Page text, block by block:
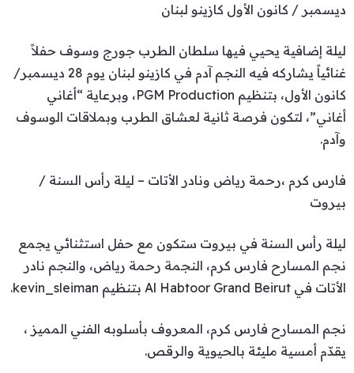
ديسمبر / كانون الأول كازينو لبنان
ليلة إضافية يحيي فيها سلطان الطرب جورج وسوف حفلاً
غنائياً يشاركه فيه النجم آدم في كازينو لبنان يوم 28 ديسمبر/
كانون الأول، بتنظيم PGM Production، وبرعاية “أغاني
أغاني”، لتكون فرصة ثانية لعشاق الطرب وبملاقات الوسوف
وآدم.
فارس كرم ،رحمة رياض ونادر الأتات – ليلة رأس السنة /
بيروت
ليلة رأس السنة في بيروت ستكون مع حفل استثنائي يجمع
نجم المسارح فارس كرم، النجمة رحمة رياض، والنجم نادر
الأتات في Al Habtoor Grand Beirut بتنظيم kevin_sleiman‬.
نجم المسارح فارس كرم، المعروف بأسلوبه الفني المميز ،
يقدّم أمسية مليئة بالحيوية والرقص.